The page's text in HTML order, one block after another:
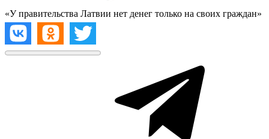
«У правительства Латвии нет денег только на своих граждан»